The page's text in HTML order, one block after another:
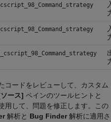
コードをレビューして、カスタム
ース] ペインのツールヒントと
用して、問題を修正します。この
解析と Bug Finder 解析に適用さ